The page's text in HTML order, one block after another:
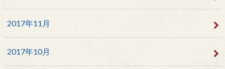
2017年11月
2017年10月